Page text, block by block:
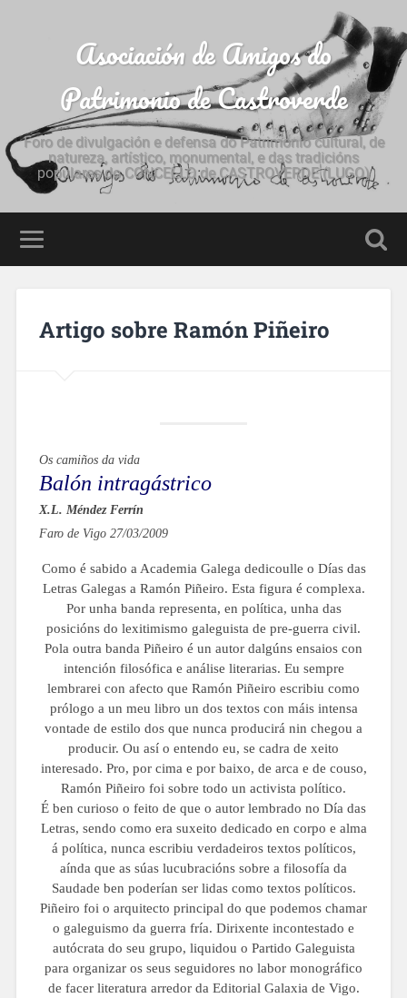
Asociación de Amigos do
Patrimonio de Castroverde
Foro de divulgación e defensa do Patrimonio cultural, de
natureza, artístico, monumental, e das tradicións
populares do CONCELLO de CASTROVERDE (LUGO)
Artigo sobre Ramón Piñeiro
Os camiños da vida
Balón intragástrico
X.L. Méndez Ferrín
Faro de Vigo 27/03/2009
Como é sabido a Academia Galega dedicoulle o Días das
Letras Galegas a Ramón Piñeiro. Esta figura é complexa.
Por unha banda representa, en política, unha das
posicións do lexitimismo galeguista de pre-guerra civil.
Pola outra banda Piñeiro é un autor dalgúns ensaios con
intención filosófica e análise literarias. Eu sempre
lembrarei con afecto que Ramón Piñeiro escribiu como
prólogo a un meu libro un dos textos con máis intensa
vontade de estilo dos que nunca producirá nin chegou a
producir. Ou así o entendo eu, se cadra de xeito
interesado. Pro, por cima e por baixo, de arca e de couso,
Ramón Piñeiro foi sobre todo un activista político.
É ben curioso o feito de que o autor lembrado no Día das
Letras, sendo como era suxeito dedicado en corpo e alma
á política, nunca escribiu verdadeiros textos políticos,
aínda que as súas lucubracións sobre a filosofía da
Saudade ben poderían ser lidas como textos políticos.
Piñeiro foi o arquitecto principal do que podemos chamar
o galeguismo da guerra fría. Dirixente incontestado e
autócrata do seu grupo, liquidou o Partido Galeguista
para organizar os seus seguidores no labor monográfico
de facer literatura arredor da Editorial Galaxia de Vigo.